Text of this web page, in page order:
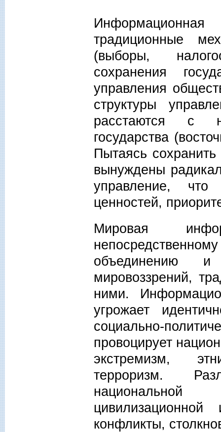
традиционные
(выборы,
сохранения
управления
структуры
расстаются с
государства
Пытаясь
вынуждены
управление,
ценностей,
Мировая
объединению и
мировоззрений,
ними.
угрожает
социально-
провоцирует
экстремизм,
терроризм.
национальной
конфликты,